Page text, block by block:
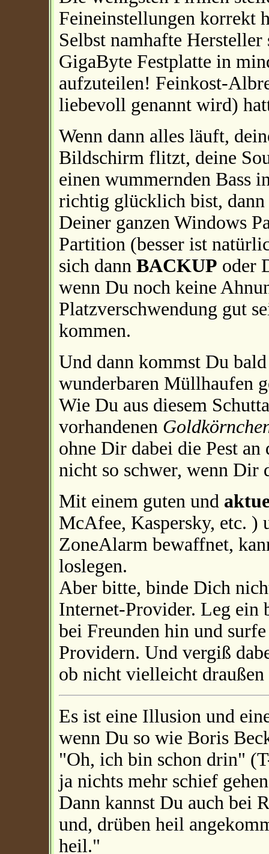
Feineinstellungen korrekt
Selbst namhafte
GigaByte Festplatte in
aufzuteilen! Feinkost-
liebevoll genannt wird)
Wenn dann alles läuft,
Bildschirm flitzt, deine
einen wummernden Bass
richtig glücklich bist,
Deiner ganzen Windows
Partition (besser ist
sich dann BACKUP oder
wenn Du noch keine
Platzverschwendung gut
kommen.
Und dann kommst Du
wunderbaren Müllhaufen
Wie Du aus diesem
vorhandenen
ohne Dir dabei die Pest
nicht so schwer, wenn Dir
Mit einem guten und
McAfee, Kaspersky, etc. )
ZoneAlarm bewaffnet,
loslegen.
Aber bitte, binde Dich
Internet-Provider. Leg ein
bei Freunden hin und
Providern. Und vergiß
ob nicht vielleicht
Es ist eine Illusion und
wenn Du so wie Boris
"Oh, ich bin schon drin"
ja nichts mehr schief
Dann kannst Du auch bei
und, drüben heil
heil."